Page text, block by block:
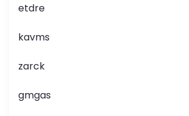
etdre
kavms
zarck
gmgas